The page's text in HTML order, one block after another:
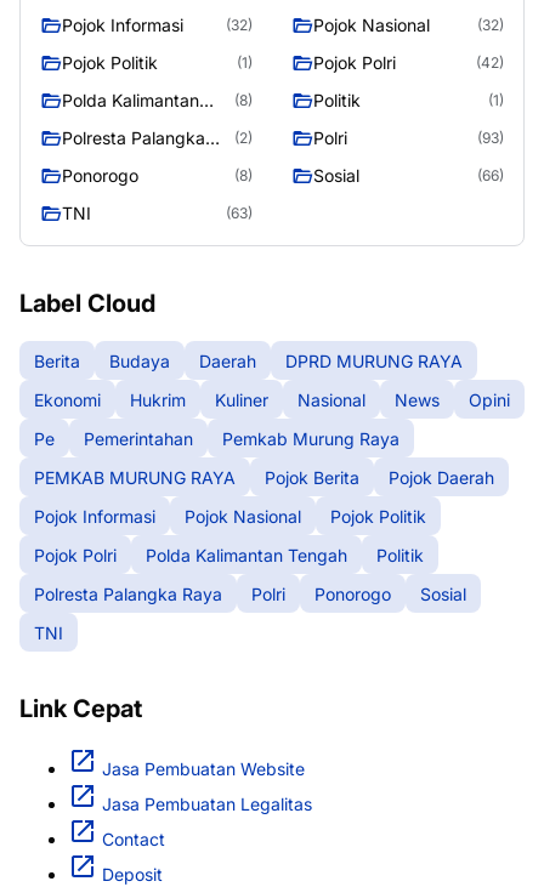
Pojok Informasi (32) Pojok Nasional (32)
Pojok Politik (1) Pojok Polri (42)
Polda Kalimantan
(8) Politik (1)
Polresta Palangka
(2) Polri (93)
Ponorogo (8) Sosial (66)
TNI (63)
Label Cloud
Berita Budaya Daerah
DPRD MURUNG RAYA
Ekonomi
Hukrim Kuliner Nasional News
Opini
Pe
Pemerintahan
Pemkab Murung Raya
PEMKAB MURUNG RAYA
Pojok Berita
Pojok Daerah
Pojok Informasi
Pojok Nasional
Pojok Politik
Pojok Polri
Polda Kalimantan Tengah
Politik
Polresta Palangka Raya
Polri Ponorogo
Sosial
TNI
Link Cepat
Jasa Pembuatan Website
Jasa Pembuatan Legalitas
Contact
Deposit